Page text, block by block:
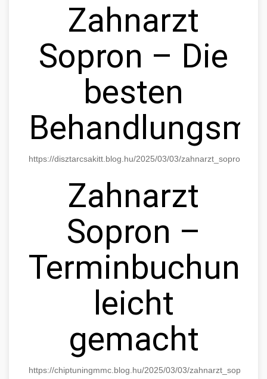
Zahnarzt
Sopron – Die
besten
https://disztarcsakitt.blog.hu/2025/03/03/
Zahnarzt
Sopron –
Terminbuchung
leicht
gemacht
https://chiptuningmmc.blog.hu/2025/03/03/